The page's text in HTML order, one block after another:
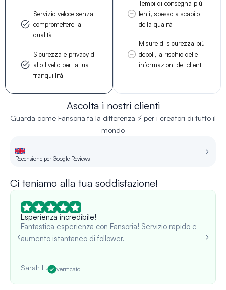
Servizio veloce senza
compromettere la
qualità
Sicurezza e privacy di
alto livello per la tua
tranquillità
Tempi di consegna più
lenti, spesso a scapito
della qualità
Misure di sicurezza più
deboli, a rischio delle
informazioni dei clienti
Ascolta i nostri clienti
Guarda come Fansoria fa la differenza ⚡ per i creatori di tutto il
mondo
Recensione per Google Reviews
Ci teniamo alla tua soddisfazione!
Esperienza incredibile!
Fantastica esperienza con Fansoria! Servizio rapido e
aumento istantaneo di follower.
Sarah L. verificato